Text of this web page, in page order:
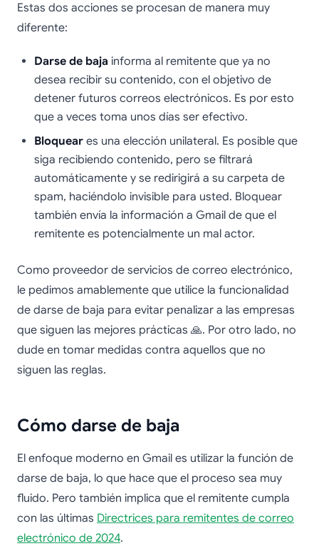
Estas dos acciones se procesan de manera muy
diferente:
Darse de baja informa al remitente que ya no
desea recibir su contenido, con el objetivo de
detener futuros correos electrónicos. Es por esto
que a veces toma unos días ser efectivo.
Bloquear es una elección unilateral. Es posible que
siga recibiendo contenido, pero se filtrará
automáticamente y se redirigirá a su carpeta de
spam, haciéndolo invisible para usted. Bloquear
también envía la información a Gmail de que el
remitente es potencialmente un mal actor.
Como proveedor de servicios de correo electrónico,
le pedimos amablemente que utilice la funcionalidad
de darse de baja para evitar penalizar a las empresas
que siguen las mejores prácticas 🙏. Por otro lado, no
dude en tomar medidas contra aquellos que no
siguen las reglas.
Cómo darse de baja
El enfoque moderno en Gmail es utilizar la función de
darse de baja, lo que hace que el proceso sea muy
fluido. Pero también implica que el remitente cumpla
con las últimas Directrices para remitentes de correo
electrónico de 2024.